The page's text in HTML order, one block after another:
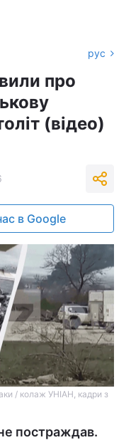
рус
про
(відео)
в Google
/ колаж УНІАН, кадри з
постраждав.